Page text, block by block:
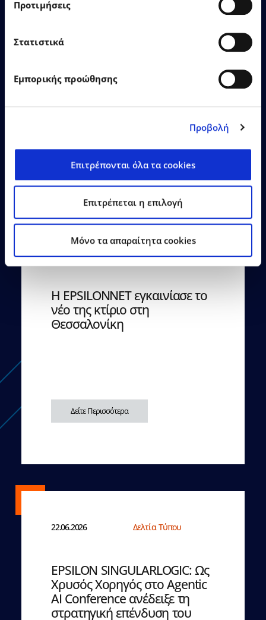
Προτιμήσεις
Στατιστικά
Εμπορικής προώθησης
Προβολή
Επιτρέπονται όλα τα cookies
Επιτρέπεται η επιλογή
Mόνο τα απαραίτητα cookies
αναδείχθηκε «SaaS Provider
συνολικά 12 βραβεία στα
Cloud & SaaS Awards 2026!
Η EPSILONNET εγκαινίασε το
νέο της κτίριο στη
Θεσσαλονίκη
Δείτε Περισσότερα
22.06.2026 Δελτία Τύπου
EPSILON SINGULARLOGIC: Ως
Χρυσός Χορηγός στο Agentic
AI Conference ανέδειξε τη
στρατηγική επένδυση του